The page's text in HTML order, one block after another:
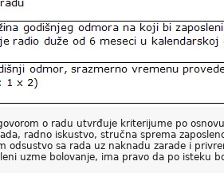
o radu utvrđuje kriterijume po
radno iskustvo, stručna sprema
odsustvo sa rada uz naknadu zarade i
uzme bolovanje, ima pravo da po isteku